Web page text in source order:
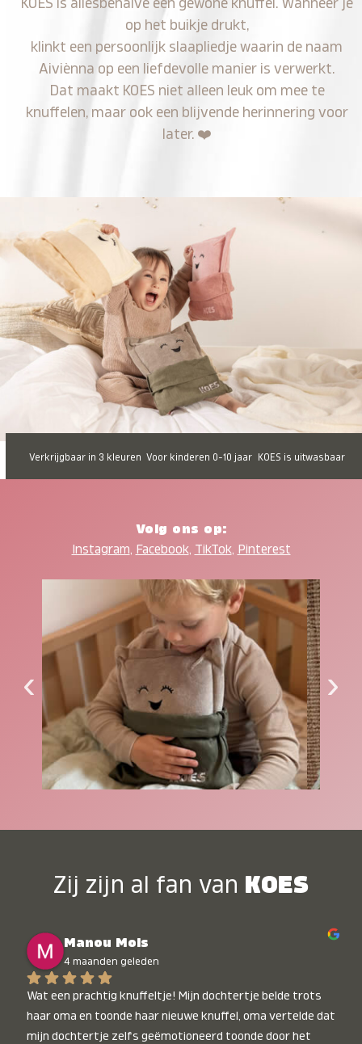
KOES is allesbehalve een gewone knuffel. Wanneer je
op het buikje drukt,
klinkt een persoonlijk slaapliedje waarin de naam
Aiviènna op een liefdevolle manier is verwerkt.
Dat maakt KOES niet alleen leuk om mee te
knuffelen, maar ook een blijvende herinnering voor
later. ❤️
Verkrijgbaar in 3 kleuren Voor kinderen 0-10 jaar KOES is uitwasbaar
Volg ons op:
Instagram, Facebook, TikTok, Pinterest
‹ ›
Zij zijn al fan van KOES
Manou Mols
4 maanden geleden
Wat een prachtig knuffeltje! Mijn dochtertje belde trots
haar oma en toonde haar nieuwe knuffel, oma vertelde dat
mijn dochtertje zelfs geëmotioneerd toonde door het